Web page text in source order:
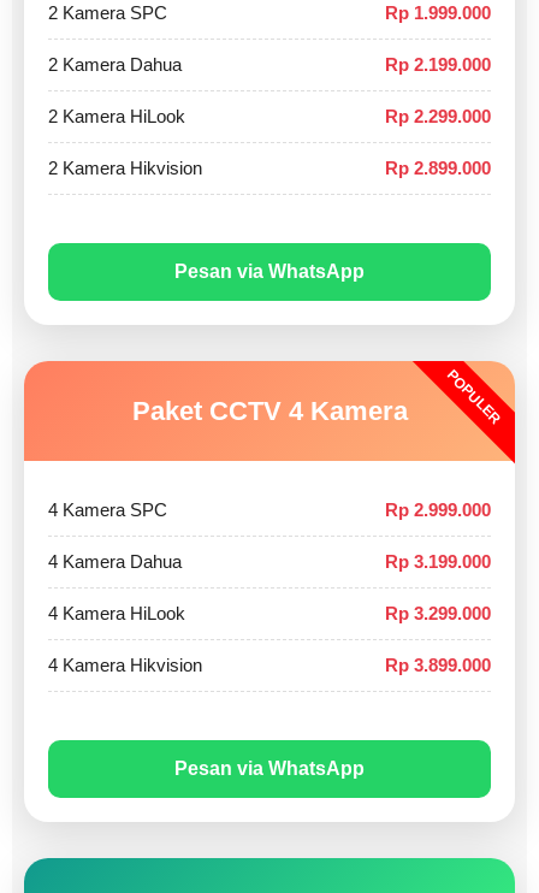
2 Kamera SPC Rp 1.999.000
2 Kamera Dahua Rp 2.199.000
2 Kamera HiLook Rp 2.299.000
2 Kamera Hikvision Rp 2.899.000
Pesan via WhatsApp
POPULER
Paket CCTV 4 Kamera
4 Kamera SPC Rp 2.999.000
4 Kamera Dahua Rp 3.199.000
4 Kamera HiLook Rp 3.299.000
4 Kamera Hikvision Rp 3.899.000
Pesan via WhatsApp